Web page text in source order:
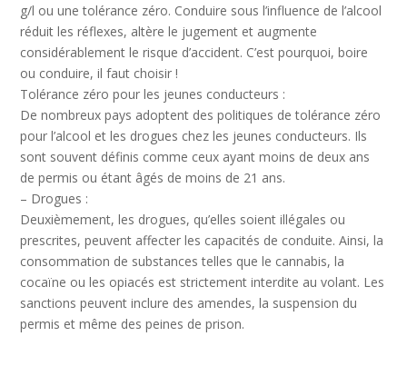
g/l ou une tolérance zéro. Conduire sous l’influence de l’alcool
réduit les réflexes, altère le jugement et augmente
considérablement le risque d’accident. C’est pourquoi, boire
ou conduire, il faut choisir !
Tolérance zéro pour les jeunes conducteurs :
De nombreux pays adoptent des politiques de tolérance zéro
pour l’alcool et les drogues chez les jeunes conducteurs. Ils
sont souvent définis comme ceux ayant moins de deux ans
de permis ou étant âgés de moins de 21 ans.
– Drogues :
Deuxièmement, les drogues, qu’elles soient illégales ou
prescrites, peuvent affecter les capacités de conduite. Ainsi, la
consommation de substances telles que le cannabis, la
cocaïne ou les opiacés est strictement interdite au volant. Les
sanctions peuvent inclure des amendes, la suspension du
permis et même des peines de prison.